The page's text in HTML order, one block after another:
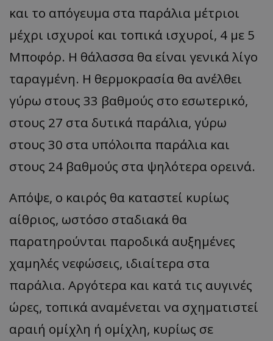
και το απόγευμα στα παράλια μέτριοι
μέχρι ισχυροί και τοπικά ισχυροί, 4 με 5
Μποφόρ. Η θάλασσα θα είναι γενικά λίγο
ταραγμένη. Η θερμοκρασία θα ανέλθει
γύρω στους 33 βαθμούς στο εσωτερικό,
στους 27 στα δυτικά παράλια, γύρω
στους 30 στα υπόλοιπα παράλια και
στους 24 βαθμούς στα ψηλότερα ορεινά.
Απόψε, ο καιρός θα καταστεί κυρίως
αίθριος, ωστόσο σταδιακά θα
παρατηρούνται παροδικά αυξημένες
χαμηλές νεφώσεις, ιδιαίτερα στα
παράλια. Αργότερα και κατά τις αυγινές
ώρες, τοπικά αναμένεται να σχηματιστεί
αραιή ομίχλη ή ομίχλη, κυρίως σε